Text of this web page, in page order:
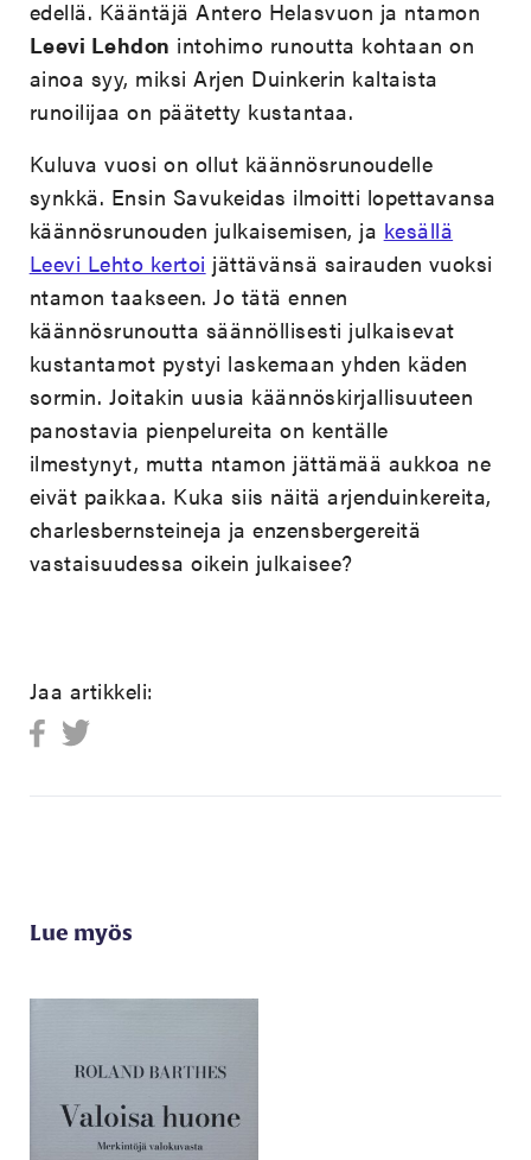
edellä. Kääntäjä Antero Helasvuon ja ntamon
Leevi Lehdon intohimo runoutta kohtaan on
ainoa syy, miksi Arjen Duinkerin kaltaista
runoilijaa on päätetty kustantaa.
Kuluva vuosi on ollut käännösrunoudelle
synkkä. Ensin Savukeidas ilmoitti lopettavansa
käännösrunouden julkaisemisen, ja kesällä
Leevi Lehto kertoi jättävänsä sairauden vuoksi
ntamon taakseen. Jo tätä ennen
käännösrunoutta säännöllisesti julkaisevat
kustantamot pystyi laskemaan yhden käden
sormin. Joitakin uusia käännöskirjallisuuteen
panostavia pienpelureita on kentälle
ilmestynyt, mutta ntamon jättämää aukkoa ne
eivät paikkaa. Kuka siis näitä arjenduinkereita,
charlesbernsteineja ja enzensbergereitä
vastaisuudessa oikein julkaisee?
Jaa artikkeli:
Lue myös